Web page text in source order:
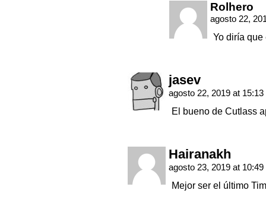
Rolhero
agosto 22,
Yo diría
jasev
agosto 22, 2019 at 15:13
El bueno de Cutlass
Hairanakh
agosto 23, 2019 at 10:49
Mejor ser el último